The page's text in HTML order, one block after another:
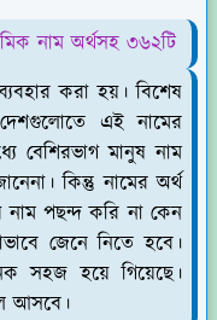
নাম অর্থসহ ৩৬২টি
করা হয়। বিশেষ
এই নামের
বেশিরভাগ মানুষ নাম
কিন্তু নামের অর্থ
নাম পছন্দ করি না কেন
জেনে নিতে হবে।
সহজ হয়ে গিয়েছে।
আসবে।